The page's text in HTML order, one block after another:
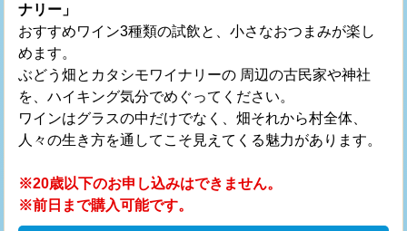
ナリー」
おすすめワイン3種類の試飲と、小さなおつまみが楽し
めます。
ぶどう畑とカタシモワイナリーの 周辺の古民家や神社
を、ハイキング気分でめぐってください。
ワインはグラスの中だけでなく、畑それから村全体、
人々の生き方を通してこそ見えてくる魅力があります。
※20歳以下のお申し込みはできません。
※前日まで購入可能です。